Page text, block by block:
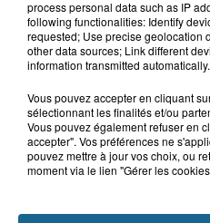
NOS AUTRES
process personal data such as IP
following functionalities: Identify
requested; Use precise geolocation
other data sources; Link different
information transmitted automatically.
Vous pouvez accepter en cliquant
sélectionnant les finalités et/ou
Vous pouvez également refuser en
accepter". Vos préférences ne
pouvez mettre à jour vos choix, ou
moment via le lien "Gérer les